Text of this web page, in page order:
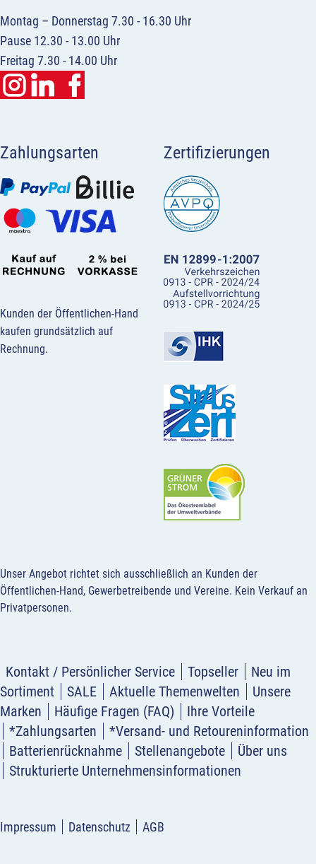
Montag – Donnerstag 7.30 - 16.30 Uhr
Pause 12.30 - 13.00 Uhr
Freitag 7.30 - 14.00 Uhr
Zahlungsarten
Kunden der Öffentlichen-Hand
kaufen grundsätzlich auf
Rechnung.
Zertifizierungen
Unser Angebot richtet sich ausschließlich an Kunden der
Öffentlichen-Hand, Gewerbetreibende und Vereine. Kein Verkauf an
Privatpersonen.
Kontakt / Persönlicher Service Topseller
Neu im
Sortiment
SALE Aktuelle Themenwelten
Unsere
Marken
Häufige Fragen (FAQ)
Ihre Vorteile
*Zahlungsarten
*Versand- und Retoureninformation
Batterienrücknahme
Stellenangebote
Über uns
Strukturierte Unternehmensinformationen
Impressum Datenschutz AGB